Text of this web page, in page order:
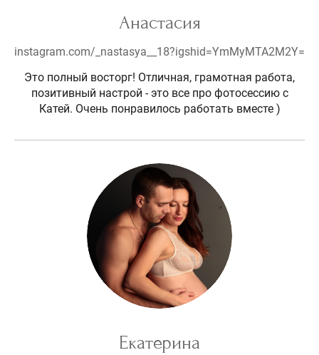
Анастасия
instagram.com/_nastasya__18?igshid=YmMyMTA2M2Y=
Это полный восторг! Отличная, грамотная работа,
позитивный настрой - это все про фотосессию с
Катей. Очень понравилось работать вместе )
Екатерина